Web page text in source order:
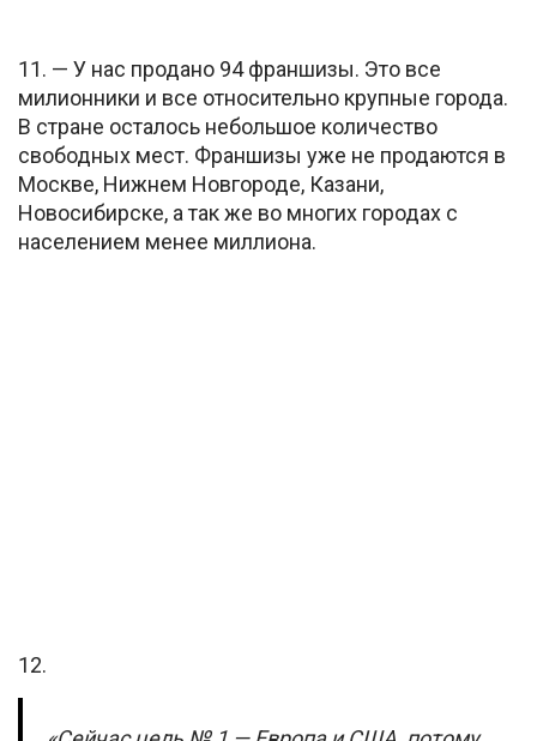
11. — У нас продано 94 франшизы. Это все
милионники и все относительно крупные города.
В стране осталось небольшое количество
свободных мест. Франшизы уже не продаются в
Москве, Нижнем Новгороде, Казани,
Новосибирске, а так же во многих городах с
населением менее миллиона.
12.